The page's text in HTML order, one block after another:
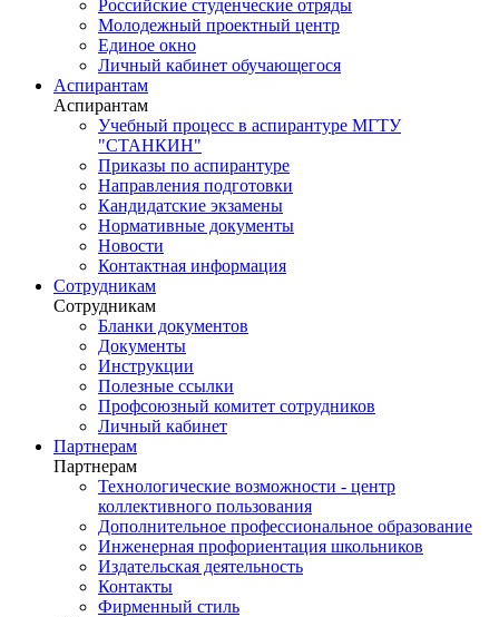
Российские студенческие отряды
Молодежный проектный центр
Единое окно
Личный кабинет обучающегося
Аспирантам
Аспирантам
Учебный процесс в аспирантуре МГТУ
"СТАНКИН"
Приказы по аспирантуре
Направления подготовки
Кандидатские экзамены
Нормативные документы
Новости
Контактная информация
Сотрудникам
Сотрудникам
Бланки документов
Документы
Инструкции
Полезные ссылки
Профсоюзный комитет сотрудников
Личный кабинет
Партнерам
Партнерам
Технологические возможности - центр
коллективного пользования
Дополнительное профессиональное образование
Инженерная профориентация школьников
Издательская деятельность
Контакты
Фирменный стиль